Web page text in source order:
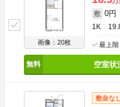
画像：20枚
敷 0円
1K
最上階
空室状
敷金な